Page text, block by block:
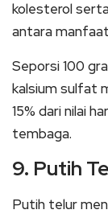
kolesterol
antara
Seporsi 100
kalsium sulfat
15% dari nilai
tembaga.
9. Putih
Putih telur